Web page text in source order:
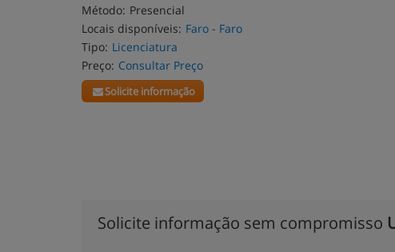
Método: Presencial
Locais disponíveis: Faro - Faro
Tipo: Licenciatura
Preço: Consultar Preço
Solicite informação
Solicite informação sem compromisso